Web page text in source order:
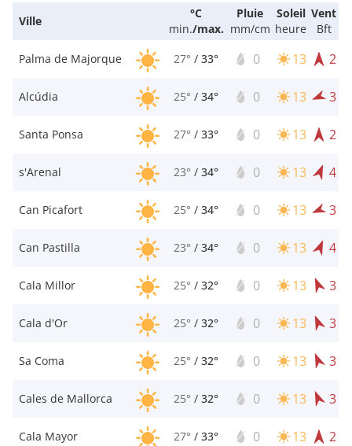
Ville
°C
min./max.
Pluie
mm/cm
Soleil
heure
Vent
Bft
Palma de Majorque
27° / 33° 0 13 2
Alcúdia 25° / 34° 0 13 3
Santa Ponsa 27° / 33° 0 13 2
s'Arenal 23° / 34° 0 13 4
Can Picafort 25° / 34° 0 13 3
Can Pastilla 23° / 34° 0 13 4
Cala Millor 25° / 32° 0 13 3
Cala d'Or 25° / 32° 0 13 3
Sa Coma 25° / 32° 0 13 3
Cales de Mallorca 25° / 32° 0 13 3
Cala Mayor 27° / 33° 0 13 2